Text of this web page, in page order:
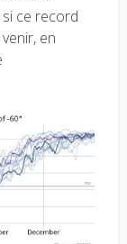
ce record
en